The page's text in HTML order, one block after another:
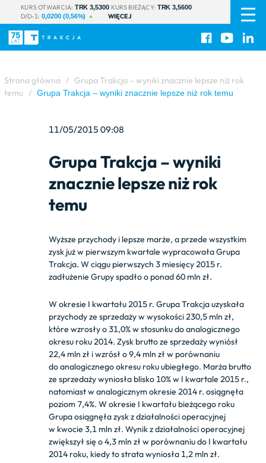
KURS OTWARCIA: TRK 3,5300 KURS BIEŻĄCY: TRK 3,5600
D/D-1: 0,0200 (0,56%) WIĘCEJ
PL
EN
Strona główna / Grupa Trakcja – wyniki znacznie lepsze niż rok
temu / Grupa Trakcja – wyniki znacznie lepsze niż rok temu
11/05/2015 09:08
Grupa Trakcja – wyniki
znacznie lepsze niż rok
temu
Wyższe przychody i lepsze marże, a przede wszystkim
zysk już w pierwszym kwartale wypracowała Grupa
Trakcja. W ciągu pierwszych 3 miesięcy 2015 r.
zadłużenie Grupy spadło o ponad 60 mln zł.
W okresie I kwartału 2015 r. Grupa Trakcja uzyskała
przychody ze sprzedaży w wysokości 230,5 mln zł,
które wzrosły o 31,0% w stosunku do analogicznego
okresu roku 2014. Zysk brutto ze sprzedaży wyniósł
22,4 mln zł i wzrósł o 9,4 mln zł w porównaniu
do analogicznego okresu roku ubiegłego. Marża brutto
ze sprzedaży wyniosła blisko 10% w I kwartale 2015 r.,
natomiast w analogicznym okresie 2014 r. osiągnęła
poziom 7,4%. W okresie I kwartału bieżącego roku
Grupa osiągnęła zysk z działalności operacyjnej
w kwocie 3,1 mln zł. Wynik z działalności operacyjnej
zwiększył się o 4,3 mln zł w porównaniu do I kwartału
2014 roku, kiedy to strata wyniosła 1,2 mln zł.